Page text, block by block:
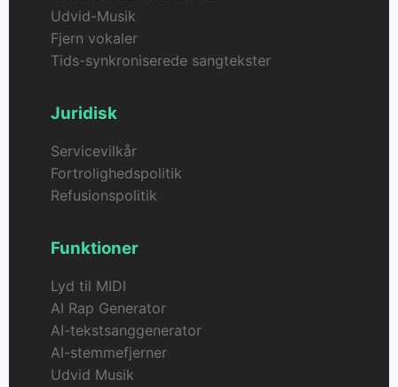
Udvid-Musik
Fjern vokaler
Tids-synkroniserede sangtekster
Juridisk
Servicevilkår
Fortrolighedspolitik
Refusionspolitik
Funktioner
Lyd til MIDI
AI Rap Generator
AI-tekstsanggenerator
AI-stemmefjerner
Udvid Musik